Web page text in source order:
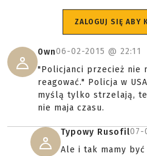
ZALOGUJ SIĘ ABY
0wn06-02-2015 @ 22:11
"Policjanci przecież nie
reagować." Policja w
myślą tylko strzelają,
nie maja czasu.
Typowy Rusofil07-
Ale i tak mamy być